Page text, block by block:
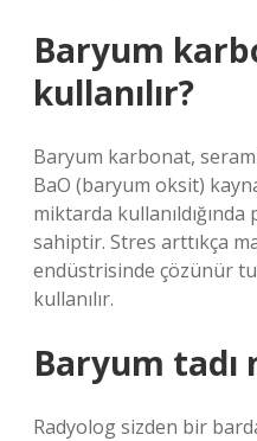
Baryum
kullanılır?
Baryum karbonat,
BaO (baryum oksit)
miktarda kullanıldığında
sahiptir. Stres arttıkça
endüstrisinde çözünür
kullanılır.
Baryum tadı
Radyolog sizden bir